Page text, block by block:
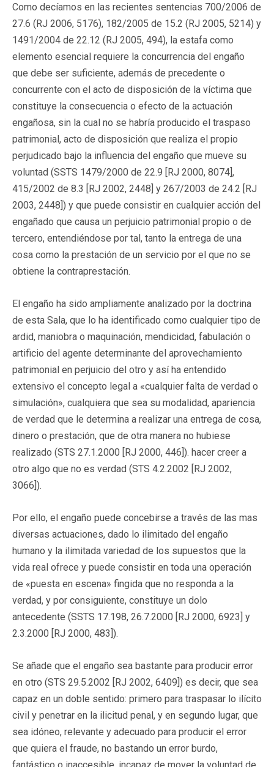
Como decíamos en las recientes sentencias 700/2006 de
27.6 (RJ 2006, 5176), 182/2005 de 15.2 (RJ 2005, 5214) y
1491/2004 de 22.12 (RJ 2005, 494), la estafa como
elemento esencial requiere la concurrencia del engaño
que debe ser suficiente, además de precedente o
concurrente con el acto de disposición de la víctima que
constituye la consecuencia o efecto de la actuación
engañosa, sin la cual no se habría producido el traspaso
patrimonial, acto de disposición que realiza el propio
perjudicado bajo la influencia del engaño que mueve su
voluntad (SSTS 1479/2000 de 22.9 [RJ 2000, 8074],
415/2002 de 8.3 [RJ 2002, 2448] y 267/2003 de 24.2 [RJ
2003, 2448]) y que puede consistir en cualquier acción del
engañado que causa un perjuicio patrimonial propio o de
tercero, entendiéndose por tal, tanto la entrega de una
cosa como la prestación de un servicio por el que no se
obtiene la contraprestación.
El engaño ha sido ampliamente analizado por la doctrina
de esta Sala, que lo ha identificado como cualquier tipo de
ardid, maniobra o maquinación, mendicidad, fabulación o
artificio del agente determinante del aprovechamiento
patrimonial en perjuicio del otro y así ha entendido
extensivo el concepto legal a «cualquier falta de verdad o
simulación», cualquiera que sea su modalidad, apariencia
de verdad que le determina a realizar una entrega de cosa,
dinero o prestación, que de otra manera no hubiese
realizado (STS 27.1.2000 [RJ 2000, 446]). hacer creer a
otro algo que no es verdad (STS 4.2.2002 [RJ 2002,
3066]).
Por ello, el engaño puede concebirse a través de las mas
diversas actuaciones, dado lo ilimitado del engaño
humano y la ilimitada variedad de los supuestos que la
vida real ofrece y puede consistir en toda una operación
de «puesta en escena» fingida que no responda a la
verdad, y por consiguiente, constituye un dolo
antecedente (SSTS 17.198, 26.7.2000 [RJ 2000, 6923] y
2.3.2000 [RJ 2000, 483]).
Se añade que el engaño sea bastante para producir error
en otro (STS 29.5.2002 [RJ 2002, 6409]) es decir, que sea
capaz en un doble sentido: primero para traspasar lo ilícito
civil y penetrar en la ilicitud penal, y en segundo lugar, que
sea idóneo, relevante y adecuado para producir el error
que quiera el fraude, no bastando un error burdo,